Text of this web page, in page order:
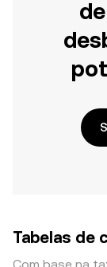
Tabelas de